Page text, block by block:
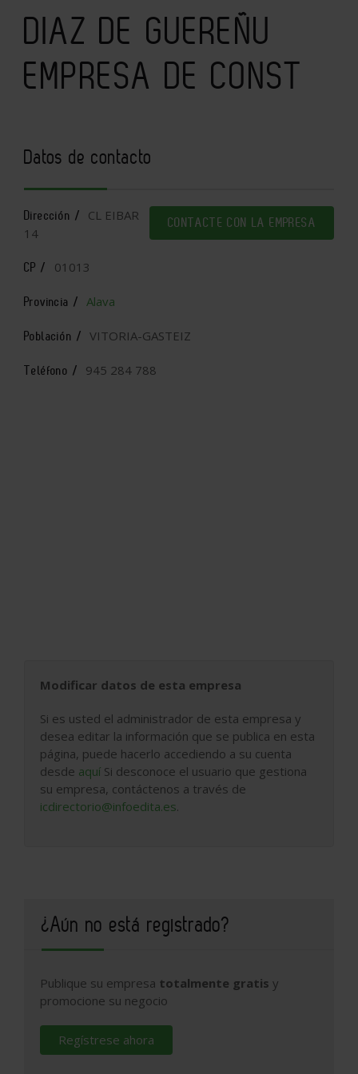
DIAZ DE GUEREÑU
EMPRESA DE CONST
Datos de contacto
CONTACTE CON LA EMPRESA
Dirección /
CL EIBAR
14
CP / 01013
Provincia / Alava
Población / VITORIA-GASTEIZ
Teléfono / 945 284 788
Modificar datos de esta empresa
Si es usted el administrador de esta empresa y
desea editar la información que se publica en esta
página, puede hacerlo accediendo a su cuenta
desde aquí Si desconoce el usuario que gestiona
su empresa, contáctenos a través de
icdirectorio@infoedita.es.
¿Aún no está registrado?
Publique su empresa totalmente gratis y
promocione su negocio
Regístrese ahora